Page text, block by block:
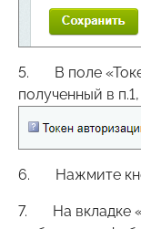
5. В поле
полученный в
6. Нажмите
7. На вкладке